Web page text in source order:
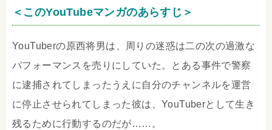
＜このYouTubeマンガのあらすじ＞
YouTuberの原西将男は、周りの迷惑は二の次の過激な
パフォーマンスを売りにしていた。とある事件で警察
に逮捕されてしまったうえに自分のチャンネルを運営
に停止させられてしまった彼は、YouTuberとして生き
残るために行動するのだが……。